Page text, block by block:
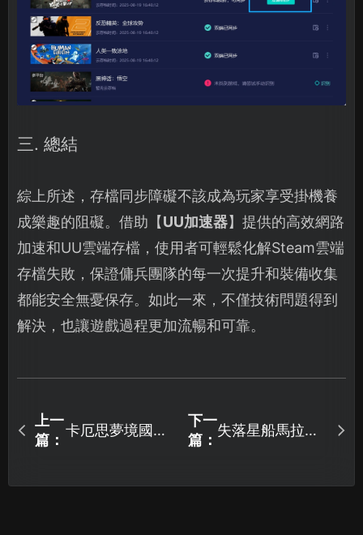
三. 總結
綜上所述，存檔同步障礙不該成為玩家享受掛機養
成樂趣的阻礙。借助【UU加速器】提供的高效網路
加速和UU雲端存檔，使用者可輕鬆化解Steam雲端
存檔失敗，保證傭兵團隊的每一次提升和裝備收集
都能安全無憂保存。如此一來，不僅技術問題得到
解決，也讓遊戲過程更加流暢和可靠。
上一
篇：
卡厄思夢境國服
下一
篇：
失落星船馬拉松